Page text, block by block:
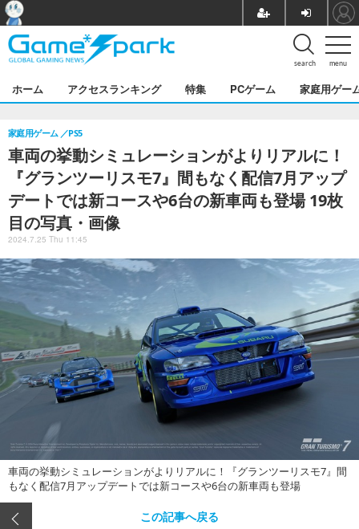
menu
search
ホーム アクセスランキング 特集 PCゲーム 家庭用ゲー
車両の挙動シミュレーションがよりリアルに！
『グランツーリスモ7』間もなく配信7月アップ
デートでは新コースや6台の新車両も登場 19枚
目の写真・画像
家庭用ゲーム PS5
2024.7.25 Thu 11:45
車両の挙動シミュレーションがよりリアルに！『グランツーリスモ7』間
もなく配信7月アップデートでは新コースや6台の新車両も登場
この記事へ戻る